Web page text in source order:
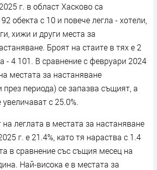
г. в област Хасково са
обекта с 10 и повече легла - хотели,
хижи и други места за
Броят на стаите в тях е 2
- 4 101. В сравнение с февруари 2024
местата за настаняване
периода) се запазва същият, а
увеличават с 25.0%.
леглата в местата за настаняване
г. е 21.4%, като тя нараства с 1.4
в сравнение със същия месец на
Най-висока e в местата за